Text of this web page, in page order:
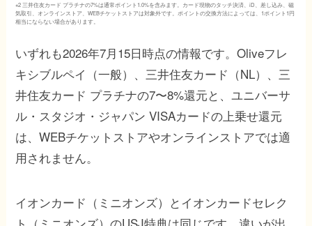
※2 三井住友カード プラチナの7%は通常ポイント1.0%を含みます。カード現物のタッチ決済、iD、差し込み、磁
気取引、オンラインストア、WEBチケットストアは対象外です。ポイントの交換方法によっては、1ポイント1円
相当にならない場合があります。
いずれも2026年7月15日時点の情報です。Oliveフレ
キシブルペイ（一般）、三井住友カード（NL）、三
井住友カード プラチナの7〜8%還元と、ユニバーサ
ル・スタジオ・ジャパン VISAカードの上乗せ還元
は、WEBチケットストアやオンラインストアでは適
用されません。
イオンカード（ミニオンズ）とイオンカードセレク